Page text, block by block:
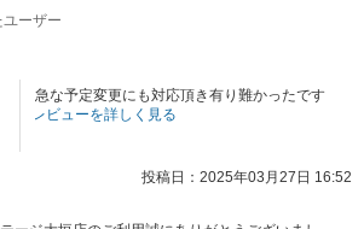
ーザー
急な予定変更にも対応頂き有り難かったです
レビューを詳しく見る
投稿日：2025年03月27日 16:52